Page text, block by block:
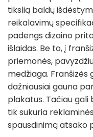
tikslią baldų
reikalavimų
padengs dizaino
išlaidas. Be to, į
priemonės,
medžiaga. Franšizės
dažniausiai gauna
plakatus. Tačiau gali
tik sukuria
spausdinimą atsako